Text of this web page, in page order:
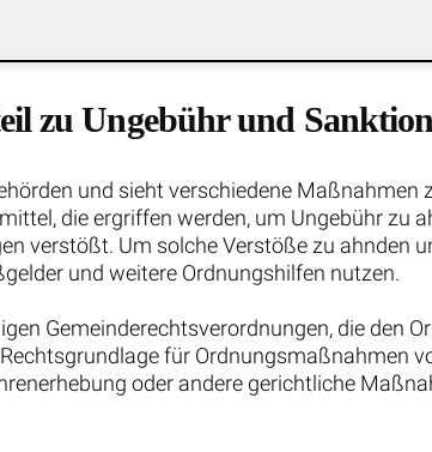
zu Ungebühr und
und sieht verschiedene Maßnahmen
die ergriffen werden, um Ungebühr zu
verstößt. Um solche Verstöße zu ahnden
und weitere Ordnungshilfen nutzen.
Gemeinderechtsverordnungen, die den
für Ordnungsmaßnahmen
oder andere gerichtliche